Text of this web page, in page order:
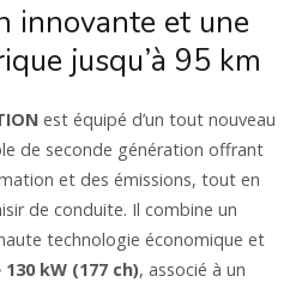
innovante et une
jusqu’à 95 km
est équipé d’un tout nouveau
de seconde génération offrant
et des émissions, tout en
de conduite. Il combine un
technologie économique et
kW (177 ch), associé à un